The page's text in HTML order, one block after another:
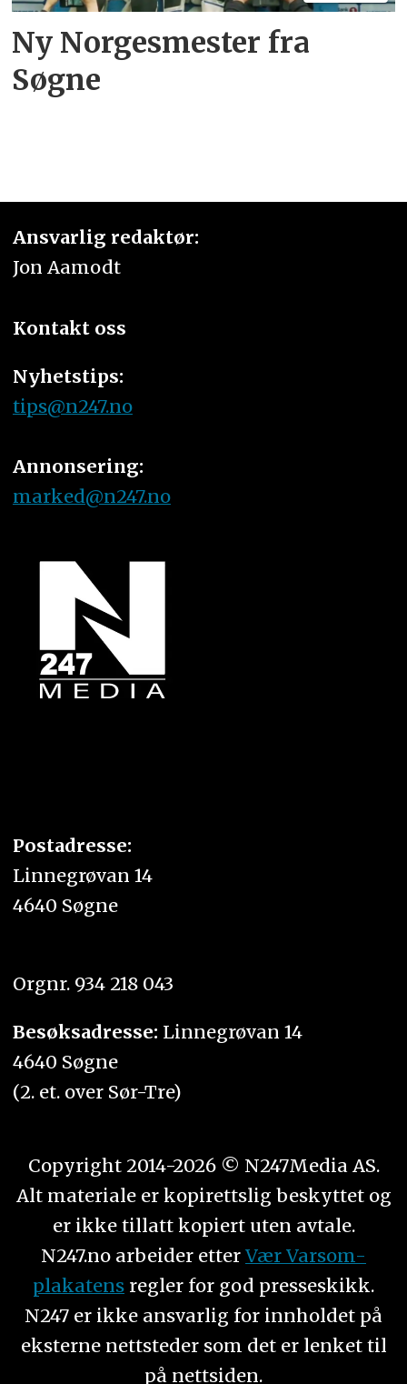
Ny Norgesmester fra
Søgne
Ansvarlig redaktør:
Jon Aamodt
Kontakt oss
Nyhetstips:
tips@n247.no
Annonsering:
marked@n247.no
Postadresse:
Linnegrøvan 14
4640 Søgne
Orgnr. 934 218 043
Besøksadresse: Linnegrøvan 14
4640 Søgne
(2. et. over Sør-Tre)
Copyright 2014-2026 © N247Media AS.
Alt materiale er kopirettslig beskyttet og
er ikke tillatt kopiert uten avtale.
N247.no arbeider etter Vær Varsom-
plakatens regler for god presseskikk.
N247 er ikke ansvarlig for innholdet på
eksterne nettsteder som det er lenket til
på nettsiden.